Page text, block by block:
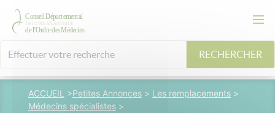
RECHERCHER
ACCUEIL >Petites Annonces > Les remplacements >
Médecins spécialistes >